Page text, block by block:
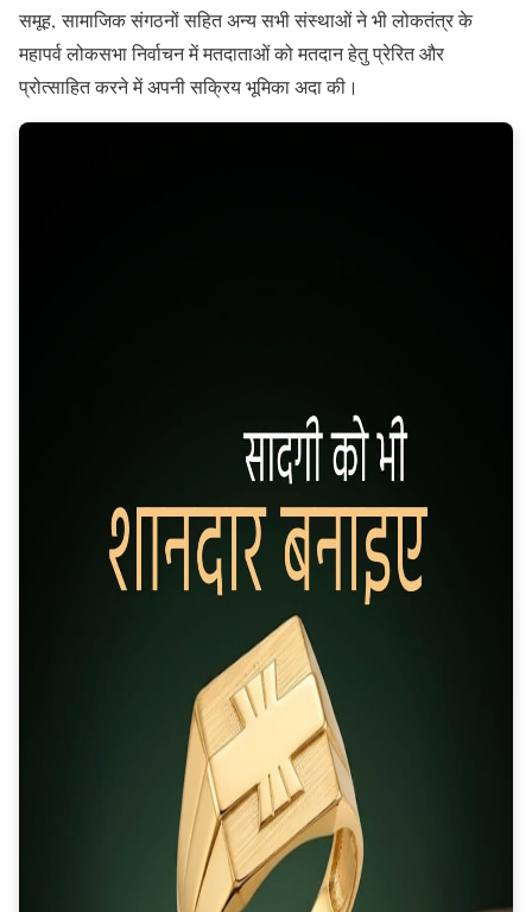
समूह, सामाजिक संगठनों सहित अन्य सभी संस्थाओं ने भी लोकतंत्र के
महापर्व लोकसभा निर्वाचन में मतदाताओं को मतदान हेतु प्रेरित और
प्रोत्साहित करने में अपनी सक्रिय भूमिका अदा की।